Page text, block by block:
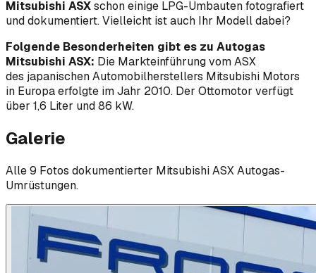
Mitsubishi ASXschon einige LPG-Umbauten fotografiert
und dokumentiert. Vielleicht ist auch Ihr Modell dabei?
Folgende Besonderheiten gibt es zu Autogas
Mitsubishi ASX: Die Markteinführung vom ASX
des japanischen Automobilherstellers Mitsubishi Motors
in Europa erfolgte im Jahr 2010. Der Ottomotor verfügt
über 1,6 Liter und 86 kW.
Galerie
Alle9 Fotos dokumentierter MitsubishiASXAutogas-
Umrüstungen.